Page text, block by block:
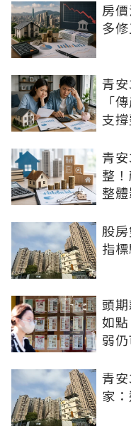
房
多
青
「
支
青
整
整
股
指
頭
如
弱
青
家